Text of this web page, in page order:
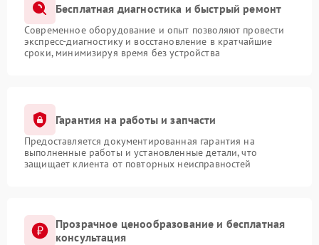
Бесплатная диагностика и быстрый ремонт
Современное оборудование и опыт позволяют провести
экспресс-диагностику и восстановление в кратчайшие
сроки, минимизируя время без устройства
Гарантия на работы и запчасти
Предоставляется документированная гарантия на
выполненные работы и установленные детали, что
защищает клиента от повторных неисправностей
Прозрачное ценообразование и бесплатная
консультация